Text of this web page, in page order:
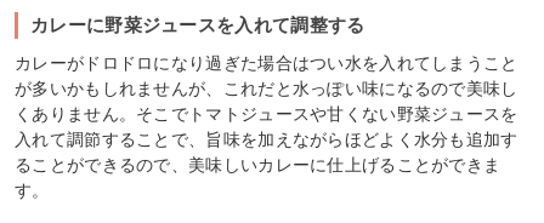
カレーに野菜ジュースを入れて調整する
カレーがドロドロになり過ぎた場合はつい水を入れてしまうこと
が多いかもしれませんが、これだと水っぽい味になるので美味し
くありません。そこでトマトジュースや甘くない野菜ジュースを
入れて調節することで、旨味を加えながらほどよく水分も追加す
ることができるので、美味しいカレーに仕上げることができま
す。